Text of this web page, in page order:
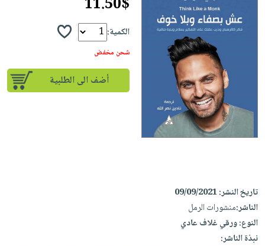
صفحات
مشوقة
إختيارات
كتب
أكاديمية
صندوق
القراءة
English
مجانية
iKitab
أسئلة
طرحها
تحميل
تحميل
iKitab
على
Apple
حدود
أسئلة
طرحها
تحميل
masmu3
Android
Apple
الصفحة
الرئيسية
المواضيع
الأكثر
وسائل
تعليمية
صندوق
وسائل
تعليمية
الشخصية
الشخصية
العناية
وتصفيف
جديد
الكل
أوانيمتجر
11.50$
الكمية:
شحن مخفض
أضف الى الطلبية
تاريخ النشر:09/09/2021
الناشر:منشورات الرمل
النوع:ورقي غلاف عادي
نبذة الناشر: